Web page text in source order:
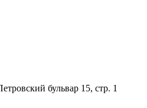
бульвар 15, стр. 1